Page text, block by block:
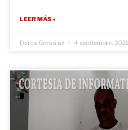
LEER MÁS »
Derca González 4 septiembre, 2021